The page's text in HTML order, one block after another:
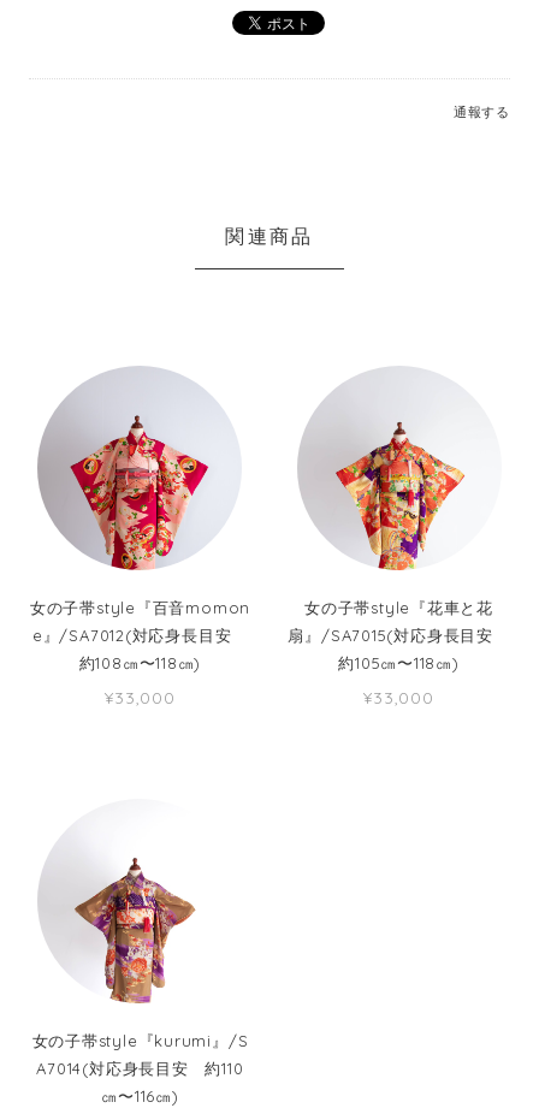
通報する
関連商品
女の子帯style『百音momon
e』/SA7012(対応身長目安
約108㎝〜118㎝)
¥33,000
女の子帯style『花車と花
扇』/SA7015(対応身長目安
約105㎝〜118㎝)
¥33,000
女の子帯style『kurumi』/S
A7014(対応身長目安 約110
㎝〜116㎝)